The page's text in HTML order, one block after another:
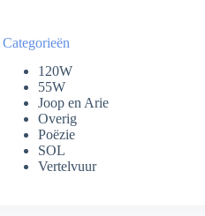
Categorieën
120W
55W
Joop en Arie
Overig
Poëzie
SOL
Vertelvuur